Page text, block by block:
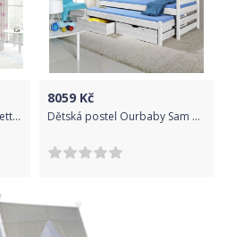
Dětská postel Ourbaby Juliett bílá 160x80 cm
8059 Kč
Dětská postel Ourbaby Sam bílá 180x80 cm